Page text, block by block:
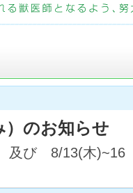
）のお知らせ
及び 8/13(木)~16